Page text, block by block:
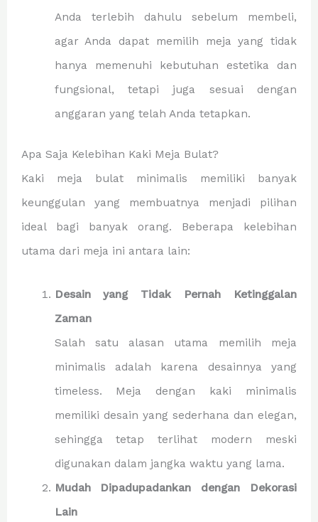
Anda terlebih dahulu sebelum membeli,
agar Anda dapat memilih meja yang tidak
hanya memenuhi kebutuhan estetika dan
fungsional, tetapi juga sesuai dengan
anggaran yang telah Anda tetapkan.
Apa Saja Kelebihan Kaki Meja Bulat?
Kaki meja bulat minimalis memiliki banyak
keunggulan yang membuatnya menjadi pilihan
ideal bagi banyak orang. Beberapa kelebihan
utama dari meja ini antara lain:
Desain yang Tidak Pernah Ketinggalan
Zaman
Salah satu alasan utama memilih meja
minimalis adalah karena desainnya yang
timeless. Meja dengan kaki minimalis
memiliki desain yang sederhana dan elegan,
sehingga tetap terlihat modern meski
digunakan dalam jangka waktu yang lama.
Mudah Dipadupadankan dengan Dekorasi
Lain